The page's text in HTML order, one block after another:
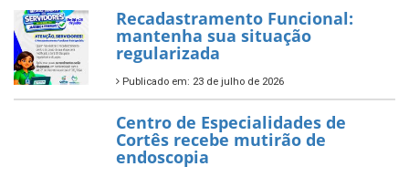
Recadastramento Funcional:
mantenha sua situação
regularizada
Publicado em: 23 de julho de 2026
Centro de Especialidades de
Cortês recebe mutirão de
endoscopia